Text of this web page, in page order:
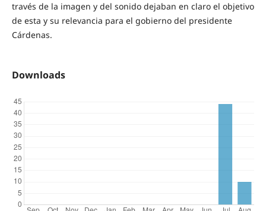
través de la imagen y del sonido dejaban en claro el objetivo
de esta y su relevancia para el gobierno del presidente
Cárdenas.
Downloads